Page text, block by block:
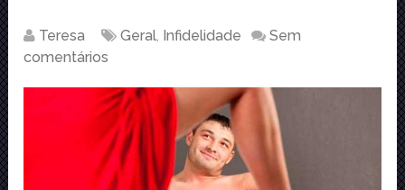
Teresa Geral, Infidelidade
Sem
comentários